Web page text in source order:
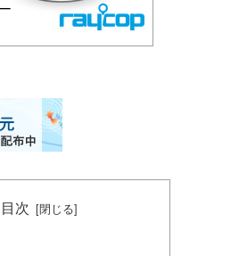
目次